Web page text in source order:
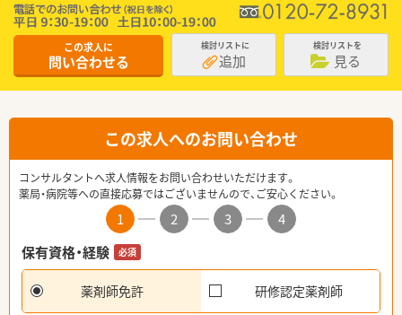
この求人に
問い合わせる
検討リストに
追加
検討リストを
見る
この求人へのお問い合わせ
コンサルタントへ求人情報をお問い合わせいただけます。
薬局・病院等への直接応募ではございませんので、ご安心ください。
1 2 3
4
保有資格・経験
必須
薬剤師免許 研修認定薬剤師